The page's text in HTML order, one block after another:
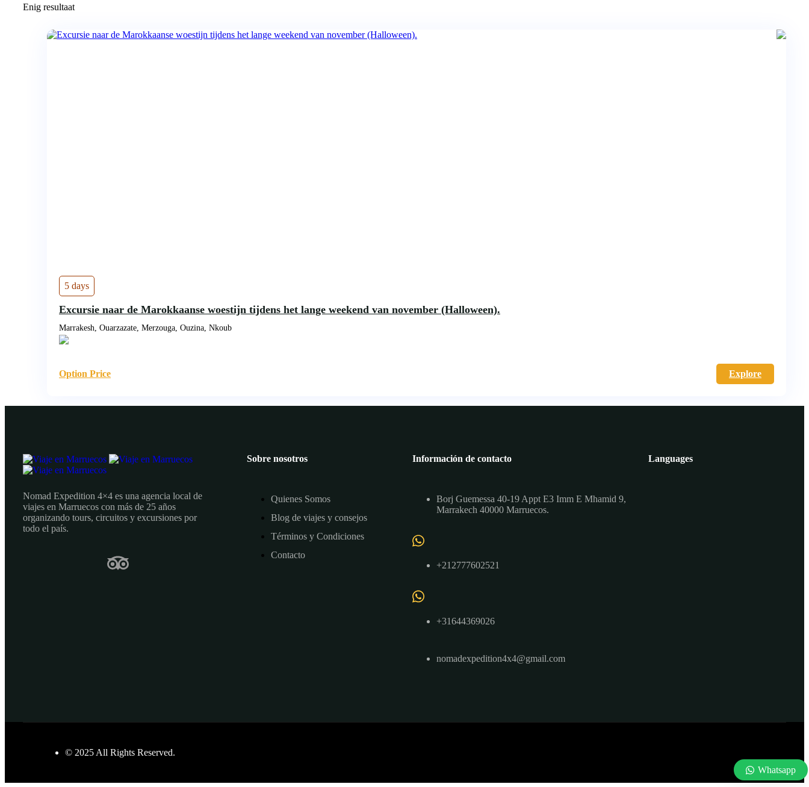
Enig resultaat
5 days
Excursie naar de Marokkaanse woestijn tijdens het lange weekend van november (Halloween).
Marrakesh, Ouarzazate, Merzouga, Ouzina, Nkoub
Option Price Explore
Nomad Expedition 4×4 es una agencia local de
viajes en Marruecos con más de 25 años
organizando tours, circuitos y excursiones por
todo el país.
Sobre nosotros
Quienes Somos
Blog de viajes y consejos
Términos y Condiciones
Contacto
Información de contacto
Borj Guemessa 40-19 Appt E3 Imm E Mhamid 9,
Marrakech 40000 Marruecos.
+212777602521
+31644369026
nomadexpedition4x4@gmail.com
Languages
© 2025 All Rights Reserved.
Whatsapp